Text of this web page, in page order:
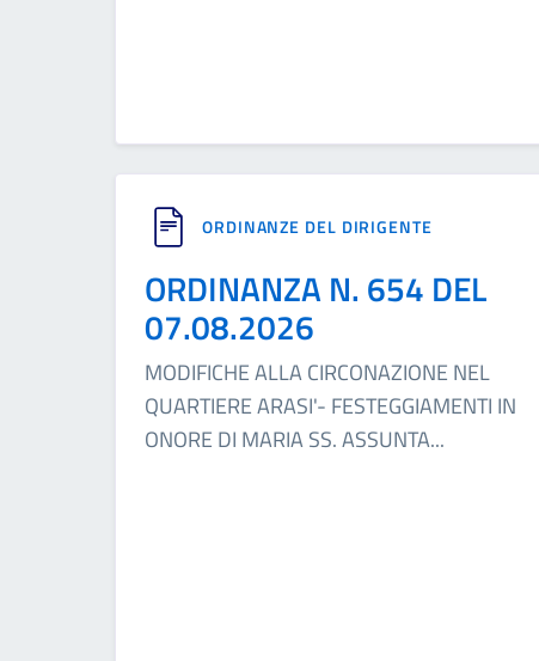
ORDINANZE DEL DIRIGENTE
ORDINANZA N. 654 DEL
07.08.2026
MODIFICHE ALLA CIRCONAZIONE NEL
QUARTIERE ARASI'- FESTEGGIAMENTI IN
ONORE DI MARIA SS. ASSUNTA...